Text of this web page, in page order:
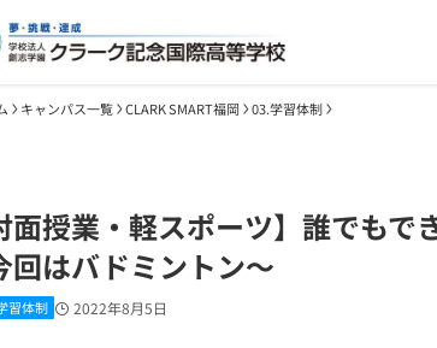
キャンパス一覧 CLARK SMART福岡 03.学習体制
面授業・軽スポーツ】誰でも
回はバドミントン～
習体制 2022年8月5日